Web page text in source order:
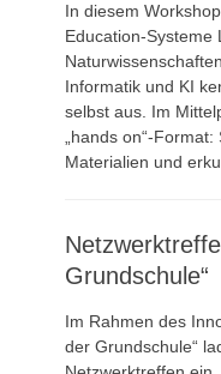
In diesem
Education-Systeme
Informatik und KI
selbst aus. Im
„hands on“-
Materialien und
Grundschule“
Im Rahmen des
der Grundschule“